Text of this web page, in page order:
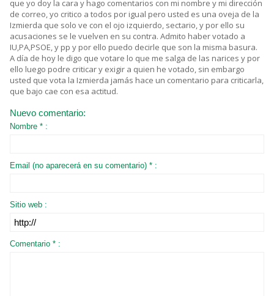
que yo doy la cara y hago comentarios con mi nombre y mi dirección
de correo, yo critico a todos por igual pero usted es una oveja de la
Izmierda que solo ve con el ojo izquierdo, sectario, y por ello su
acusaciones se le vuelven en su contra. Admito haber votado a
IU,PA,PSOE, y pp y por ello puedo decirle que son la misma basura.
A día de hoy le digo que votare lo que me salga de las narices y por
ello luego podre criticar y exigir a quien he votado, sin embargo
usted que vota la Izmierda jamás hace un comentario para criticarla,
que bajo cae con esa actitud.
Nuevo comentario:
Nombre * :
Email (no aparecerá en su comentario) * :
Sitio web :
Comentario * :